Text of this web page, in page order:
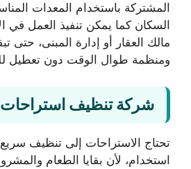
المشتركة باستخدام المعدات
السكان كما يمكن تنفيذ العمل في
مالك العقار أو إدارة المبنى، حتى
ومنظمة طوال الوقت دون تعطيل
شركة تنظيف
تحتاج الاستراحات إلى تنظيف
استخدام، لأن بقايا الطعام